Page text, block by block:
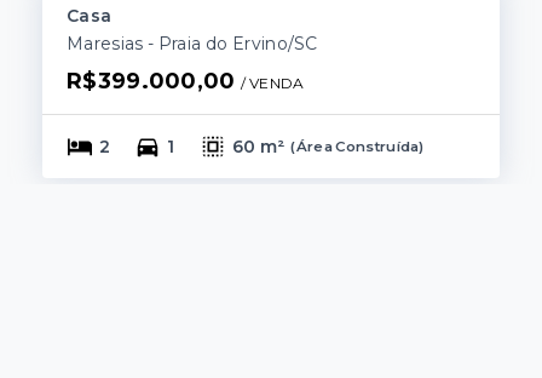
Casa
Maresias - Praia do Ervino/SC
R$399.000,00 / VENDA
2 1 60 m² (Área Construída)